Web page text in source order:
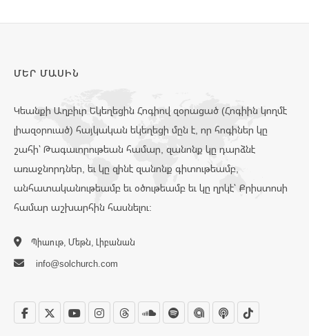
ՄԵՐ ՄԱՍԻՆ
Կեանքի Աղբիւր Եկեղեցին Հոգիով զօրացած (Հոգիին կողմէ
լիազօրուած) հայկական եկեղեցի մըն է, որ հոգիներ կը
շահի՝ Թագաւորութեան համար, զանոնք կը դարձնէ
առաջնորդներ, եւ կը զինէ զանոնք գիտութեամբ,
անհատականութեամբ եւ օծութեամբ եւ կը ղրկէ՝ Քրիստոսի
համար աշխարհին հասնելու:
Պիաութ, Մեթն, Լիբանան
info@solchurch.com